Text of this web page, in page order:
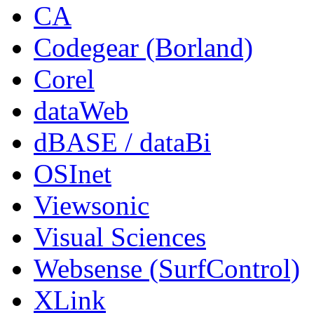
CA
Codegear (Borland)
Corel
dataWeb
dBASE / dataBi
OSInet
Viewsonic
Visual Sciences
Websense (SurfControl)
XLink